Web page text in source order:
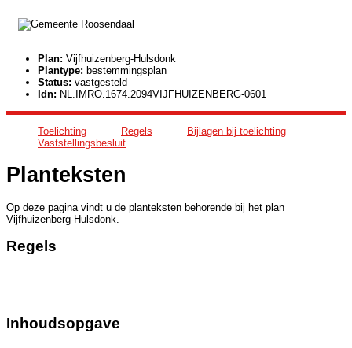
Plan: Vijfhuizenberg-Hulsdonk
Plantype: bestemmingsplan
Status: vastgesteld
Idn: NL.IMRO.1674.2094VIJFHUIZENBERG-0601
Toelichting Regels
Bijlagen bij toelichting
Vaststellingsbesluit
Planteksten
Op deze pagina vindt u de planteksten behorende bij het plan
Vijfhuizenberg-Hulsdonk.
Regels
Inhoudsopgave